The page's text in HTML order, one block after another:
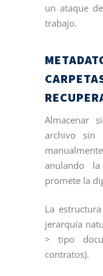
un ataque
trabajo.
Almacenar
archivo sin
anulando
promete la
La
jerarquía
> tipo
contratos).